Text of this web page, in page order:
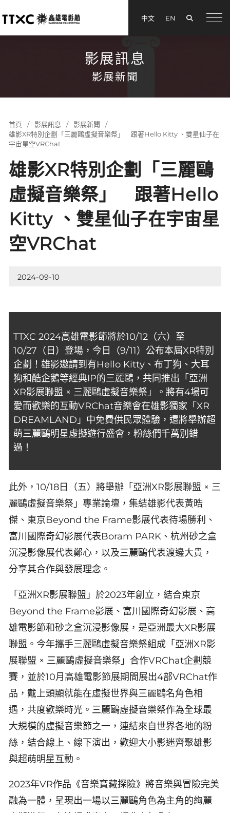
中文 EN
影展訊息
影展新聞
首頁 影展訊息
影展新聞
雄影XR特別企劃「三麗鷗虛擬音樂祭」 跟著Hello Kitty 、雙星仙子在
宇宙星空VRChat
雄影XR特別企劃「三麗鷗
虛擬音樂祭」 跟著Hello
Kitty 、雙星仙子在宇宙星
空VRChat
2024-09-10
TTXC 2024高雄電影節將於10/12（六）至
10/27（日）登場，今日（9/11）公布本屆XR特別
企劃！雄影邀請到有Hello Kitty、布丁狗、大耳
狗和酷企鵝等經典IP的三麗鷗，共同推出「亞洲
XR影展聯盟 × 三麗鷗虛擬音樂祭」。將有4場可
愛而歡樂的互動VRChat音樂會在雄影獨家「XR
DREAMLAND」中免費供民眾體驗，還將舉辦超
萌三麗鷗明星虛擬遊行盛會，粉絲們千萬別錯
過！
此外，10/18日（五）將舉辦「亞洲XR影展聯盟 × 三
麗鷗虛擬音樂祭」專業論壇，集結雄影代表黃晧
傑、東京Beyond the Frame影展代表待場勝利、
富川國際奇幻影展代表Boram PARK、杭州砂之盒
沉浸影像展代表鄭心，以及三麗鷗代表渡邊大貴，
分享其合作與發展理念。
「亞洲XR影展聯盟」於2023年創立，結合東京
Beyond the Frame影展、富川國際奇幻影展、高
雄電影節和砂之盒沉浸影像展，是亞洲最大XR影展
聯盟。今年攜手三麗鷗虛擬音樂祭組成「亞洲XR影
展聯盟 × 三麗鷗虛擬音樂祭」合作VRChat企劃競
賽，並於10月高雄電影節展期間展出4部VRChat作
品，戴上頭顯就能在虛擬世界與三麗鷗名角色相
遇，共度歡樂時光。三麗鷗虛擬音樂祭作為全球最
大規模的虛擬音樂節之一，連結來自世界各地的粉
絲，結合線上、線下演出，歡迎大小影迷齊聚雄影
與超萌明星互動。
2023年VR作品《音樂寶藏探險》將音樂與冒險完美
融為一體，呈現出一場以三麗鷗角色為主角的絢麗